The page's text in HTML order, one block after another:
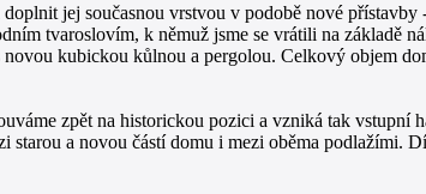
jej současnou vrstvou v podobě nové
tvaroslovím, k němuž jsme se vrátili na základě
kubickou kůlnou a pergolou. Celkový objem
zpět na historickou pozici a vzniká tak vstupní
a novou částí domu i mezi oběma